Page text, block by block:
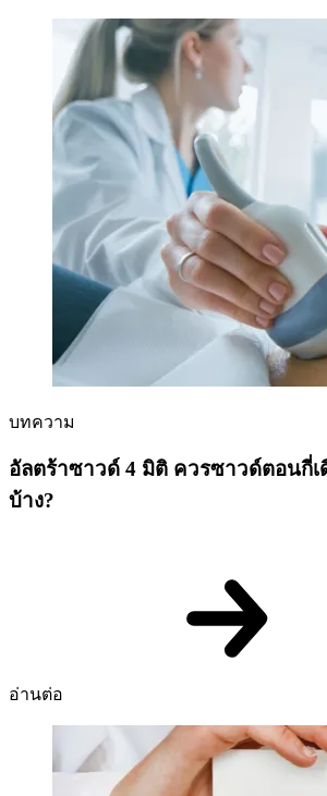
บทความ
อัลตร้าซาวด์ 4 มิติ ควรซาวด์ตอนกี่เ
บ้าง?
อ่านต่อ